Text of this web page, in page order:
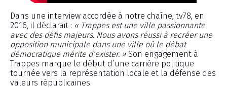
Dans une interview accordée à notre chaîne, tv78, en
2016, il déclarait : « Trappes est une ville passionnante
avec des défis majeurs. Nous avons réussi à recréer une
opposition municipale dans une ville où le débat
démocratique mérite d’exister. » Son engagement à
Trappes marque le début d’une carrière politique
tournée vers la représentation locale et la défense des
valeurs républicaines.